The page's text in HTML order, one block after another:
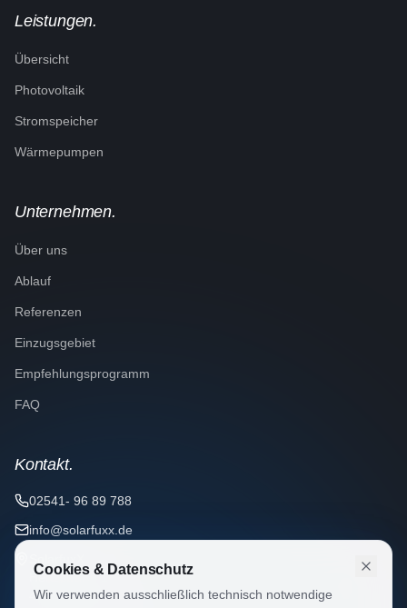
Leistungen.
Übersicht
Photovoltaik
Stromspeicher
Wärmepumpen
Unternehmen.
Über uns
Ablauf
Referenzen
Einzugsgebiet
Empfehlungsprogramm
FAQ
Kontakt.
02541- 96 89 788
info@solarfuxx.de
Hertzstraße 16
48653 Coesfeld
Cookies & Datenschutz
Wir verwenden ausschließlich technisch notwendige